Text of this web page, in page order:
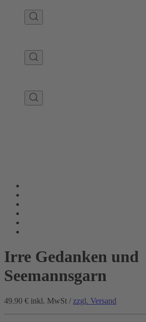
Irre Gedanken und
Seemannsgarn
49.90 € inkl. MwSt / zzgl. Versand